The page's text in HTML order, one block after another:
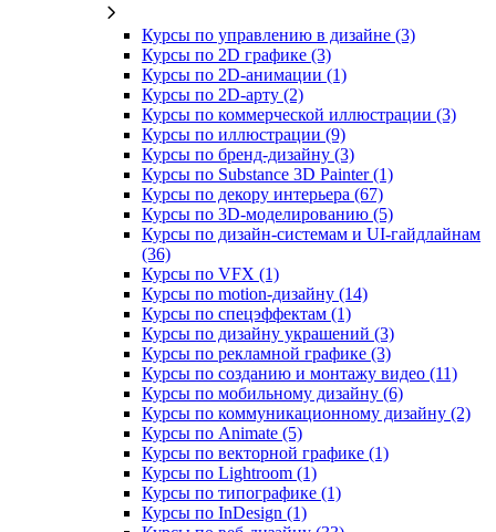
Курсы по управлению в дизайне (3)
Курсы по 2D графике (3)
Курсы по 2D‑анимации (1)
Курсы по 2D‑арту (2)
Курсы по коммерческой иллюстрации (3)
Курсы по иллюстрации (9)
Курсы по бренд‑дизайну (3)
Курсы по Substance 3D Painter (1)
Курсы по декору интерьера (67)
Курсы по 3D‑моделированию (5)
Курсы по дизайн-системам и UI-гайдлайнам
(36)
Курсы по VFX (1)
Курсы по motion-дизайну (14)
Курсы по спецэффектам (1)
Курсы по дизайну украшений (3)
Курсы по рекламной графике (3)
Курсы по созданию и монтажу видео (11)
Курсы по мобильному дизайну (6)
Курсы по коммуникационному дизайну (2)
Курсы по Animate (5)
Курсы по векторной графике (1)
Курсы по Lightroom (1)
Курсы по типографике (1)
Курсы по InDesign (1)